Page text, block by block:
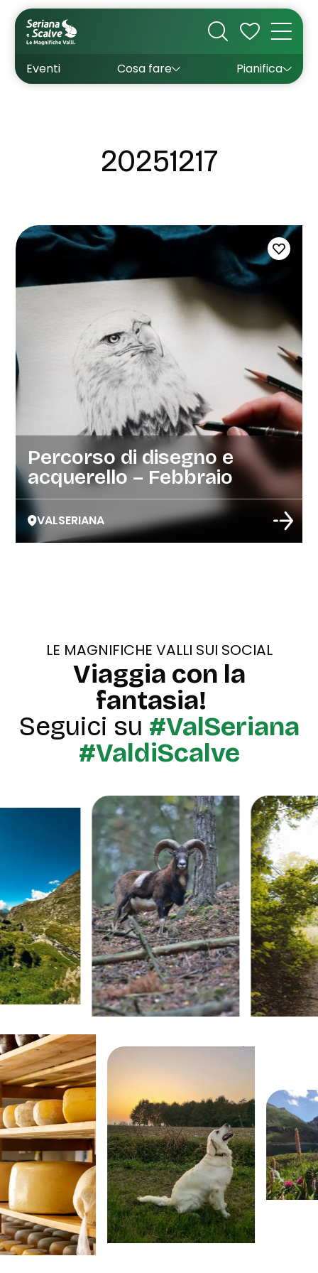
Eventi Cosa fare
Cultura
Outdoor
Pianifica
Dove dormire
Come arrivare
Come muoversi
Wishlist
20251217
Percorso di disegno e
acquerello – Febbraio
VALSERIANA
LE MAGNIFICHE VALLI SUI SOCIAL
Viaggia con la
fantasia!
Seguici su #ValSeriana
#ValdiScalve